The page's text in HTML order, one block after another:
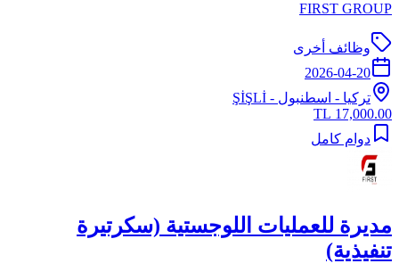
FIRST GROUP
وظائف أخرى
2026-04-20
تركيا - اسطنبول - ŞİŞLİ
17,000.00 TL
دوام كامل
مديرة للعمليات اللوجستية (سكرتيرة
تنفيذية)